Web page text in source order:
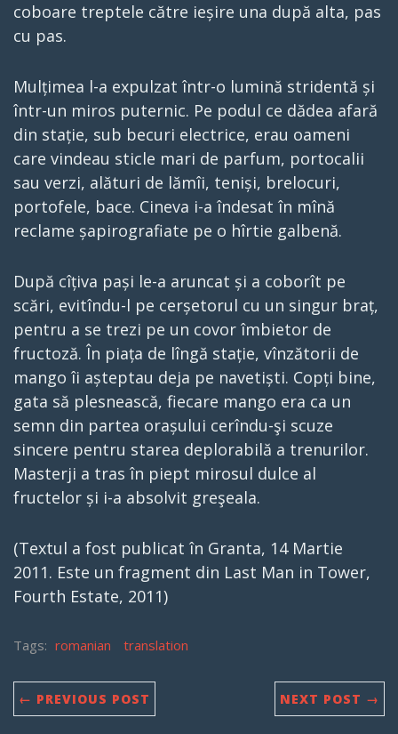
coboare treptele către ieșire una după alta, pas
cu pas.
Mulțimea l-a expulzat într-o lumină stridentă și
într-un miros puternic. Pe podul ce dădea afară
din stație, sub becuri electrice, erau oameni
care vindeau sticle mari de parfum, portocalii
sau verzi, alături de lămîi, teniși, brelocuri,
portofele, bace. Cineva i-a îndesat în mînă
reclame șapirografiate pe o hîrtie galbenă.
După cîțiva pași le-a aruncat și a coborît pe
scări, evitîndu-l pe cerșetorul cu un singur braț,
pentru a se trezi pe un covor îmbietor de
fructoză. În piața de lîngă stație, vînzătorii de
mango îi așteptau deja pe navetiști. Copți bine,
gata să plesnească, fiecare mango era ca un
semn din partea orașului cerîndu-şi scuze
sincere pentru starea deplorabilă a trenurilor.
Masterji a tras în piept mirosul dulce al
fructelor și i-a absolvit greşeala.
(Textul a fost publicat în Granta, 14 Martie
2011. Este un fragment din Last Man in Tower,
Fourth Estate, 2011)
Tags: romanian translation
← PREVIOUS POST NEXT POST →